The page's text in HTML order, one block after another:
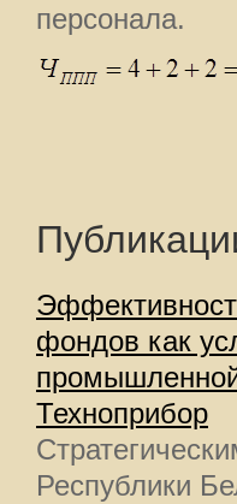
персонала.
фондов как
Техноприбор
Республики